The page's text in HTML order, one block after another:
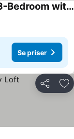
Loysville Charm Meets Cabin 3-Bedroom with A/C, Fitness Room & peaceful Living
Se priser
Dela